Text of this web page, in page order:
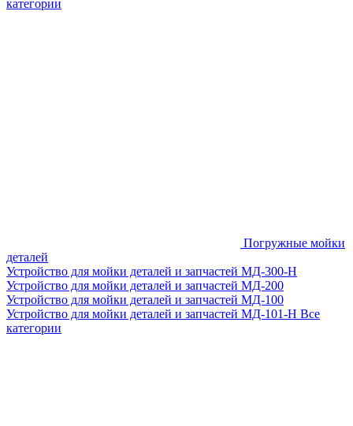
категории
Погружные мойки
деталей
Устройство для мойки деталей и запчастей МД-300-H
Устройство для мойки деталей и запчастей МД-200
Устройство для мойки деталей и запчастей МД-100
Устройство для мойки деталей и запчастей МД-101-Н Все
категории